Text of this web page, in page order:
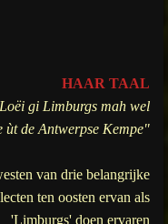
HAAR TAAL
gi Limburgs mah wel
ùt de Antwerpse Kempe"
van drie belangrijke
ten oosten ervan als
'Limburgs' doen ervaren